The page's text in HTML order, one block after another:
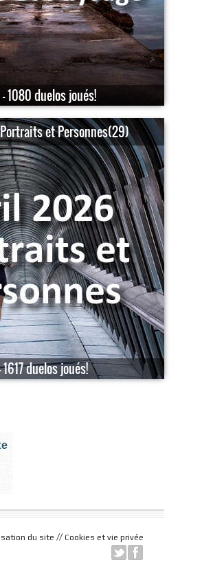
1080 duelos joués!
et Personnes(29)
duelos joués!
du site // Cookies et vie privée